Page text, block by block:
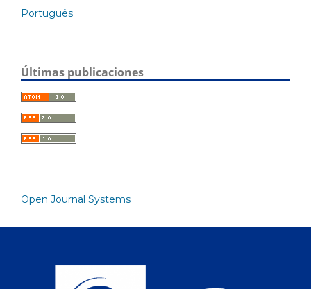
Português
Últimas publicaciones
Open Journal Systems